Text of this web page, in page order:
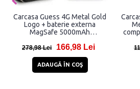
Carcasa Guess 4G Metal Gold
Logo + baterie externa
MagSafe 5000mAh
Negru
278,98 Lei 166,98 Lei
ADAUGĂ ÎN COŞ